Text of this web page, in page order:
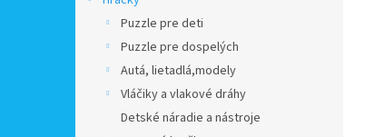
Puzzle pre deti
Puzzle pre dospelých
Autá, lietadlá,modely
Vláčiky a vlakové dráhy
Detské náradie a nástroje